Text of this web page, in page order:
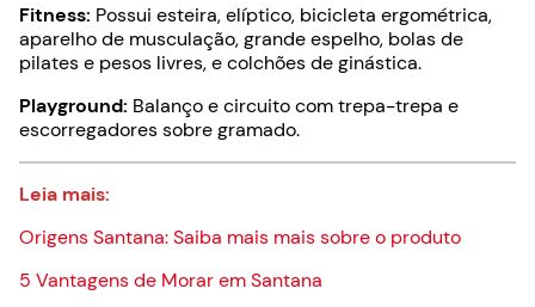
Fitness: Possui esteira, elíptico, bicicleta ergométrica,
aparelho de musculação, grande espelho, bolas de
pilates e pesos livres, e colchões de ginástica.
Playground: Balanço e circuito com trepa-trepa e
escorregadores sobre gramado.
Leia mais:
Origens Santana: Saiba mais mais sobre o produto
5 Vantagens de Morar em Santana